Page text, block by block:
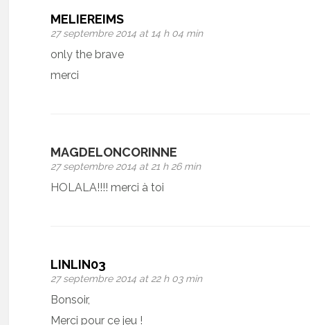
MELIEREIMS
27 septembre 2014 at 14 h 04 min
only the brave
merci
MAGDELONCORINNE
27 septembre 2014 at 21 h 26 min
HOLALA!!!! merci à toi
LINLIN03
27 septembre 2014 at 22 h 03 min
Bonsoir,
Merci pour ce jeu !